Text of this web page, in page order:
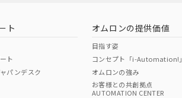
ト
ト
パンデスク
オムロンの提供価値
目指す姿
コンセプト「i-Automation!」
オムロンの強み
お客様との共創拠点
AUTOMATION CENTER